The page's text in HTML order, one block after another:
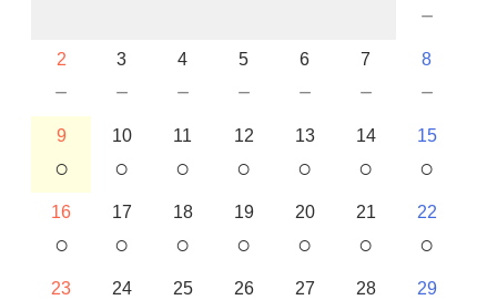
－
2
－
3
－
4
－
5
－
6
－
7
－
8
－
9
○
10
○
11
○
12
○
13
○
14
○
15
○
16
○
17
○
18
○
19
○
20
○
21
○
22
○
23 24 25 26 27 28 29